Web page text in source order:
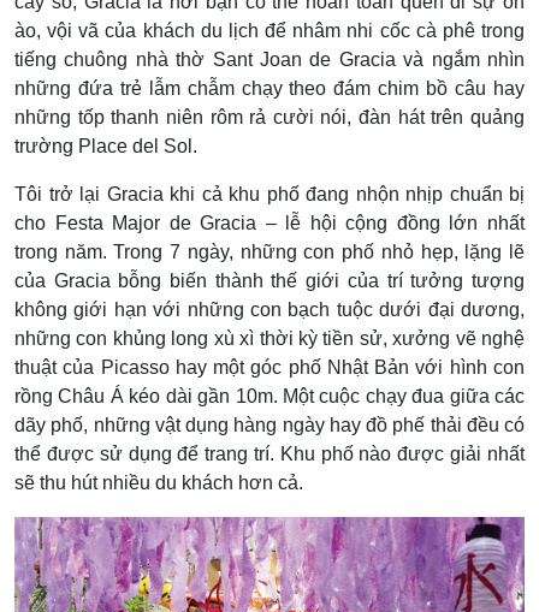
ào, vội vã của khách du lịch để nhâm nhi cốc cà phê trong
tiếng chuông nhà thờ Sant Joan de Gracia và ngắm nhìn
những đứa trẻ lẫm chẫm chạy theo đám chim bồ câu hay
những tốp thanh niên rôm rả cười nói, đàn hát trên quảng
trường Place del Sol.
Tôi trở lại Gracia khi cả khu phố đang nhộn nhịp chuẩn bị
cho Festa Major de Gracia – lễ hội cộng đồng lớn nhất
trong năm. Trong 7 ngày, những con phố nhỏ hẹp, lặng lẽ
của Gracia bỗng biến thành thế giới của trí tưởng tượng
không giới hạn với những con bạch tuộc dưới đại dương,
những con khủng long xù xì thời kỳ tiền sử, xưởng vẽ nghệ
thuật của Picasso hay một góc phố Nhật Bản với hình con
rồng Châu Á kéo dài gần 10m. Một cuộc chạy đua giữa các
dãy phố, những vật dụng hàng ngày hay đồ phế thải đều có
thể được sử dụng để trang trí. Khu phố nào được giải nhất
sẽ thu hút nhiều du khách hơn cả.